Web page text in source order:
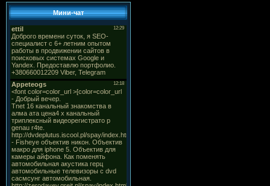
Мини-чат